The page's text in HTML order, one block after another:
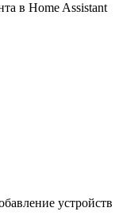
в Home Assistant
устройств